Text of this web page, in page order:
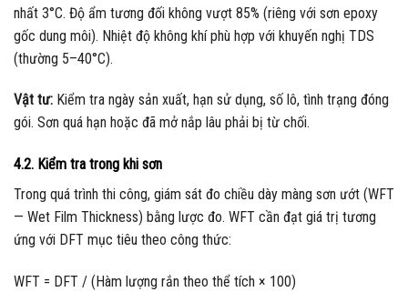
nhất 3°C. Độ ẩm tương đối không vượt 85% (riêng với sơn epoxy
gốc dung môi). Nhiệt độ không khí phù hợp với khuyến nghị TDS
(thường 5–40°C).
Vật tư: Kiểm tra ngày sản xuất, hạn sử dụng, số lô, tình trạng đóng
gói. Sơn quá hạn hoặc đã mở nắp lâu phải bị từ chối.
4.2. Kiểm tra trong khi sơn
Trong quá trình thi công, giám sát đo chiều dày màng sơn ướt (WFT
— Wet Film Thickness) bằng lược đo. WFT cần đạt giá trị tương
ứng với DFT mục tiêu theo công thức:
WFT = DFT / (Hàm lượng rắn theo thể tích × 100)